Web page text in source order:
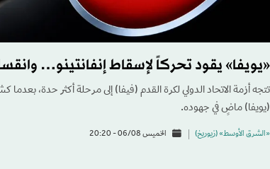
«يويفا» يقود تحركاً لإسقاط إنفانتينو…
تتجه أزمة الاتحاد الدولي لكرة القدم (فيفا) إلى مرحلة أكثر حدة،
(يويفا) ماضٍ في جهوده.
«الشرق الأوسط» (زيوريخ) الخميس 06/08 - 20:20